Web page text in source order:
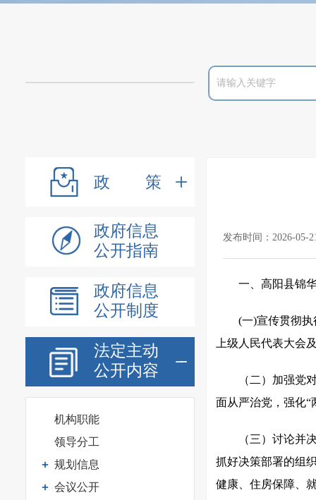
政策
政府信息
公开指南
政府信息
公开制度
法定主动
公开内容
机构职能
领导分工
规划信息
会议公开
发布时间：2026-05-
一、高阳县锦
(一)宣传贯彻
上级人民代表大会
（二）加强党
面从严治党，强化“
（三）讨论并
抓好决策部署的组
健康、住房保障、